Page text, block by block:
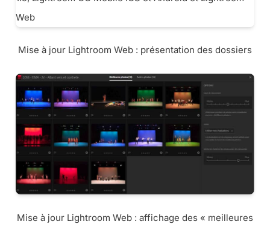
Mise à jour Lightroom Web : présentation des dossiers
Mise à jour Lightroom Web : affichage des « meilleures